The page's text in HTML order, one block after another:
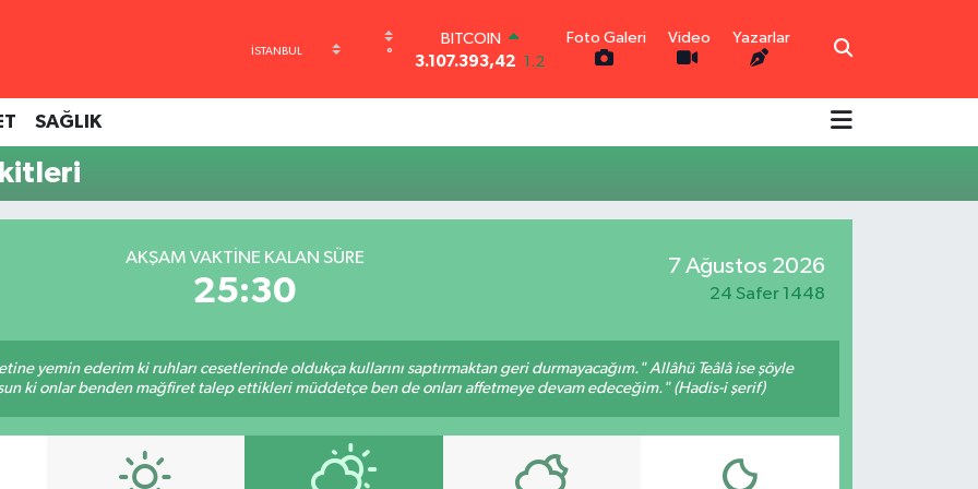
°
BITCOIN
3.107.393,42 1.2
64,4046 0.35
GRAM ALTIN
Foto Galeri Video Yazarlar
SAĞLIK
AKŞAM VAKTINE KALAN SÜRE
25:29
7 Ağustos 2026
24 Safer 1448
yemin ederim ki ruhları cesetlerinde oldukça kullarını saptırmaktan geri durmayacağım." Allâhü Teâlâ ise şöyle
ki onlar benden mağfiret talep ettikleri müddetçe ben de onları affetmeye devam edeceğim." (Hadis-i şerif)